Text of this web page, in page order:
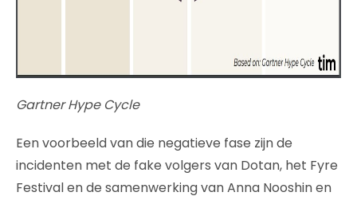
Gartner Hype Cycle
Een voorbeeld van die negatieve fase zijn de
incidenten met de fake volgers van Dotan, het Fyre
Festival en de samenwerking van Anna Nooshin en